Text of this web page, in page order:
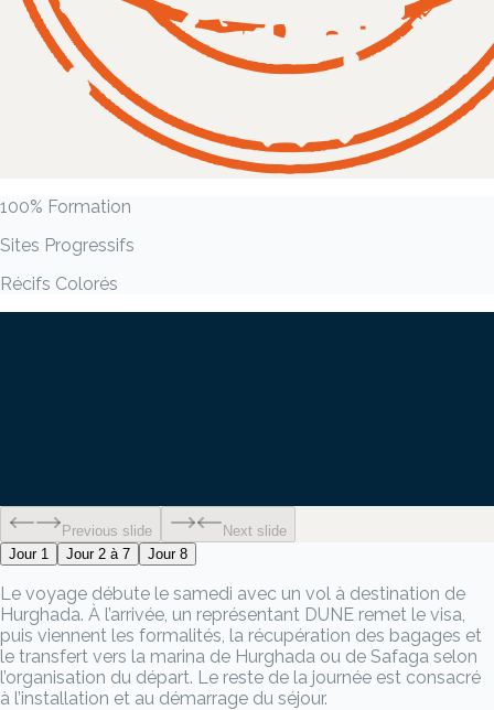
100% Formation
Sites Progressifs
Récifs Colorés
Previous slide
Next slide
Jour 1
Jour 2 à 7 Jour 8
Le voyage débute le samedi avec un vol à destination de
Hurghada. À l’arrivée, un représentant DUNE remet le visa,
puis viennent les formalités, la récupération des bagages et
le transfert vers la marina de Hurghada ou de Safaga selon
l’organisation du départ. Le reste de la journée est consacré
à l’installation et au démarrage du séjour.